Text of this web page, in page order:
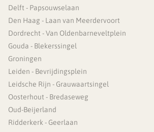
Delft - Papsouwselaan
Den Haag - Laan van Meerdervoort
Dordrecht - Van Oldenbarneveltplein
Gouda - Blekerssingel
Groningen
Leiden - Bevrijdingsplein
Leidsche Rijn - Grauwaartsingel
Oosterhout - Bredaseweg
Oud-Beijerland
Ridderkerk - Geerlaan